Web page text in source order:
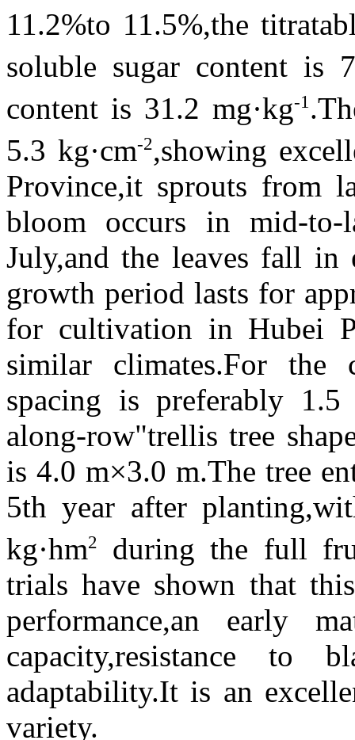
11.2%to 11.5%,the
soluble sugar content is
content is 31.2 mg·kg-1
5.3 kg·cm-2,showing
Province,it sprouts from
bloom occurs in mid-
July,and the leaves fall in
growth period lasts for
for cultivation in Hubei
similar climates.For the
spacing is preferably
along-row"trellis tree
is 4.0 m×3.0 m.The tree
5th year after
kg·hm2
during the full
trials have shown that
performance,an early
capacity,resistance to
adaptability.It is an
variety.